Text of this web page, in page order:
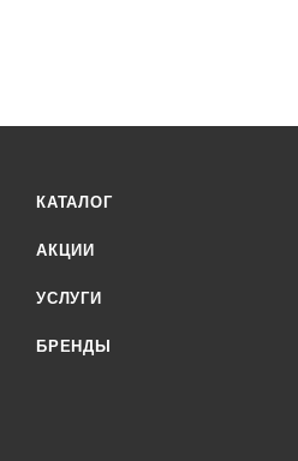
КАТАЛОГ
АКЦИИ
УСЛУГИ
БРЕНДЫ